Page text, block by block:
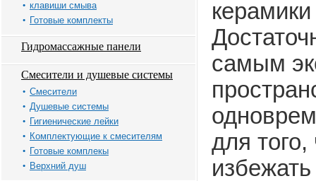
клавиши смыва
Готовые комплекты
Гидромассажные панели
Смесители и душевые системы
Смесители
Душевые системы
Гигиенические лейки
Комплектующие к смесителям
Готовые комплекы
Верхний душ
самым
для
избежать